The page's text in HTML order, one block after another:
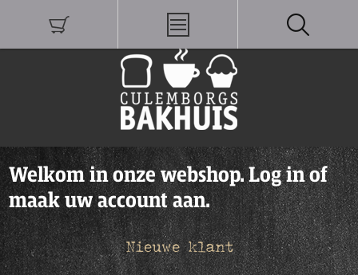
Welkom in onze webshop. Log in of
maak uw account aan.
Nieuwe klant